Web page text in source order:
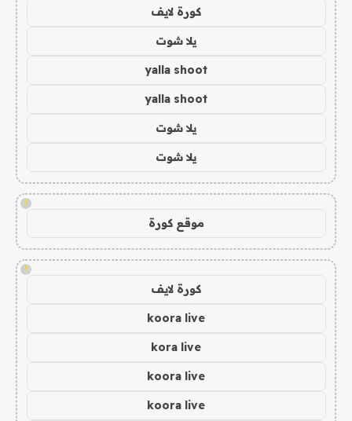
كورة لايف
يلا شوت
yalla shoot
yalla shoot
يلا شوت
يلا شوت
!
موقع كورة
!
كورة لايف
koora live
kora live
koora live
koora live